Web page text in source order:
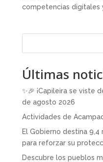
competencias digitales
Últimas
✨🎉 ¡Capileira se viste
de agosto 2026
Actividades de
El Gobierno destina
para reforzar su
Descubre los pueblos